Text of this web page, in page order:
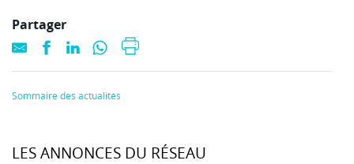
Partager
Sommaire des actualités
LES ANNONCES DU RÉSEAU